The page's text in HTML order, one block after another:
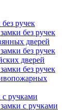
ручек
без ручек
дверей
без ручек
дверей
без ручек
ручками
с ручками